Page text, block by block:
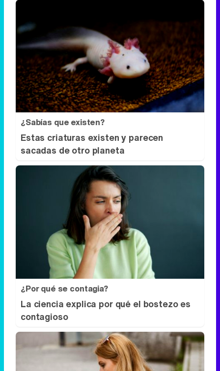
¿Sabías que existen?
Estas criaturas existen y parecen
sacadas de otro planeta
¿Por qué se contagia?
La ciencia explica por qué el bostezo es
contagioso